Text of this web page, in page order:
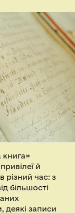
книга»
й
різний час: з
більшості
записи